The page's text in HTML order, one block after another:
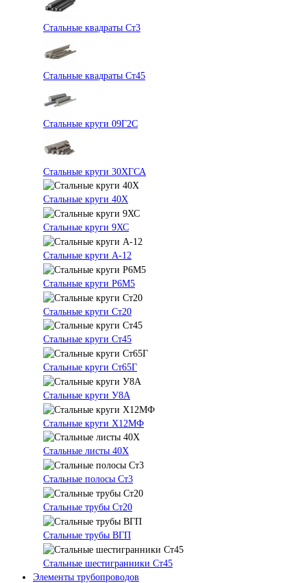
Стальные квадраты Ст3
Стальные квадраты Ст45
Стальные круги 09Г2С
Стальные круги 30ХГСА
Стальные круги 40Х
Стальные круги 9ХС
Стальные круги А-12
Стальные круги Р6М5
Стальные круги Ст20
Стальные круги Ст45
Стальные круги Ст65Г
Стальные круги У8А
Стальные круги Х12МФ
Стальные листы 40Х
Стальные полосы Ст3
Стальные трубы Ст20
Стальные трубы ВГП
Стальные шестигранники Ст45
Элементы трубопроводов